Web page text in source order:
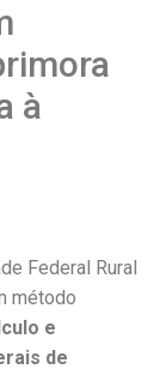
à
Federal Rural
método
e
de